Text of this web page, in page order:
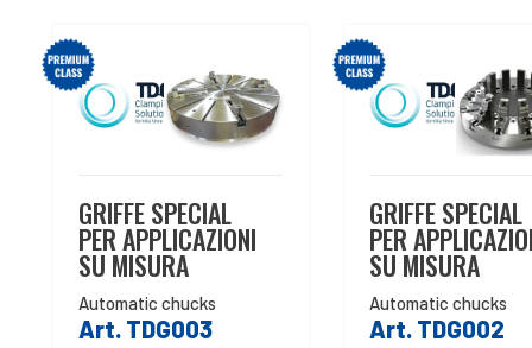
GRIFFE SPECIAL
PER APPLICAZIONI
SU MISURA
Automatic chucks
Art. TDG003
GRIFFE SPECIAL
PER
SU MISURA
Automatic chucks
Art. TDG002